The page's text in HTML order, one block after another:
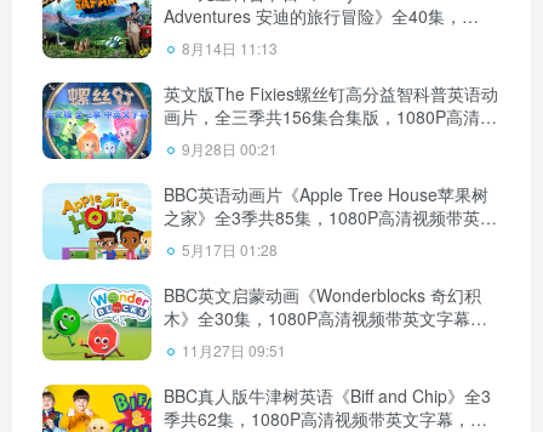
Adventures 安迪的旅行冒险》全40集，
1080P高清视频带英文字幕，百度网盘下
载！
8月14日 11:13
英文版The Fixies螺丝钉高分益智科普英语动
画片，全三季共156集合集版，1080P高清视
频带中英文字幕，百度网盘下载！
9月28日 00:21
BBC英语动画片《Apple Tree House苹果树
之家》全3季共85集，1080P高清视频带英文
字幕，百度网盘下载！
5月17日 01:28
BBC英文启蒙动画《Wonderblocks 奇幻积
木》全30集，1080P高清视频带英文字幕，
百度网盘下载！
11月27日 09:51
BBC真人版牛津树英语《Biff and Chip》全3
季共62集，1080P高清视频带英文字幕，百